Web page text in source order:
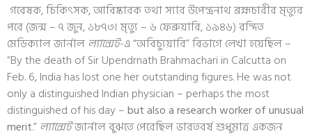
গবেষক, চিকিৎসক, আবিষ্কারক তথা স্যার উপেন্দ্রনাথ ব্রহ্মচারীর মৃত্যুর
পরে (জন্ম – ৭ জুন, ১৮৭৩। মৃত্যু – ৬ ফেব্রুয়ারি, ১৯৪৬) বন্দিত
মেডিক্যাল জার্নাল ল্যান্সেট-এ “অবিচ্যুয়ারি” বিভাগে লেখা হয়েছিল –
“By the death of Sir Upendrnath Brahmachari in Calcutta on
Feb. 6, India has lost one her outstanding figures. He was not
only a distinguished Indian physician – perhaps the most
distinguished of his day –but also a research worker of unusual
merit.” ল্যান্সেটজার্নাল বুঝতে পেরেছিল ভারতবর্ষ শুধুমাত্র একজন